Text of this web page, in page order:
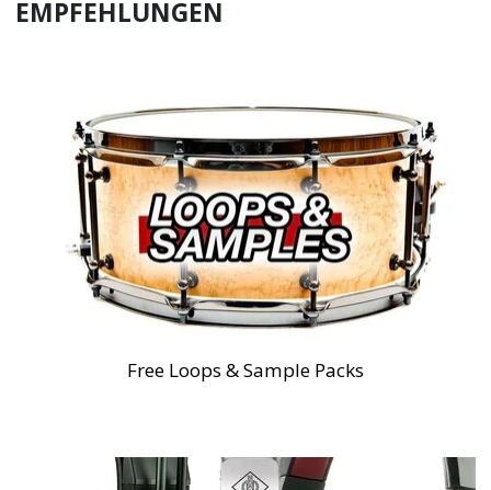
EMPFEHLUNGEN
Free Loops & Sample Packs